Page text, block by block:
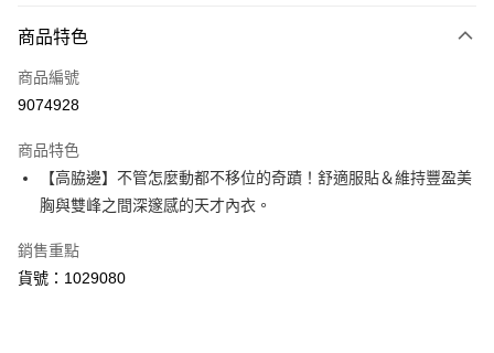
信用卡一次付款
超商取貨付款
Apple Pay
全家取貨付款
商品特色
商品編號
9074928
商品特色
【高脇邊】不管怎麼動都不移位的奇蹟！舒適服貼＆維持豐盈美
胸與雙峰之間深邃感的天才內衣。
銷售重點
貨號：1029080